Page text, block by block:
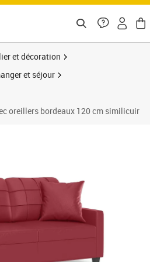
et décoration
et séjour
oreillers bordeaux 120 cm similicuir